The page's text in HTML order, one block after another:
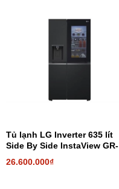
Tủ lạnh LG Inverter 635 lít
Side By Side InstaView GR-
26.600.000₫